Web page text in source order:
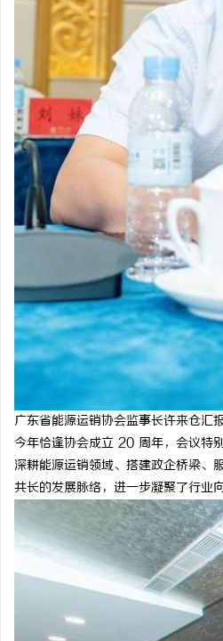
广东省能源运销协会监事长许来仓汇
今年恰逢协会成立 20 周年，会议特
深耕能源运销领域、搭建政企桥梁、
共长的发展脉络，进一步凝聚了行业向